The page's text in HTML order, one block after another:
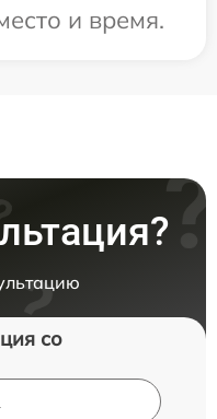
и время.
со